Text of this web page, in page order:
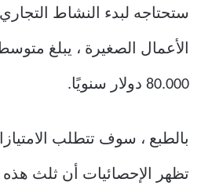
ستحتاجه لبدء النشاط
80.000 دولار سنويًا.
بالطبع ، سوف تتطلب
تظهر الإحصائيات أن ثلث